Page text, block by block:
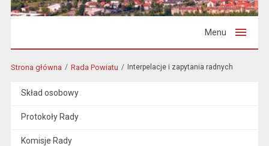
Menu
Strona główna Rada Powiatu Interpelacje i zapytania radnych
Skład osobowy
Protokoły Rady
Komisje Rady